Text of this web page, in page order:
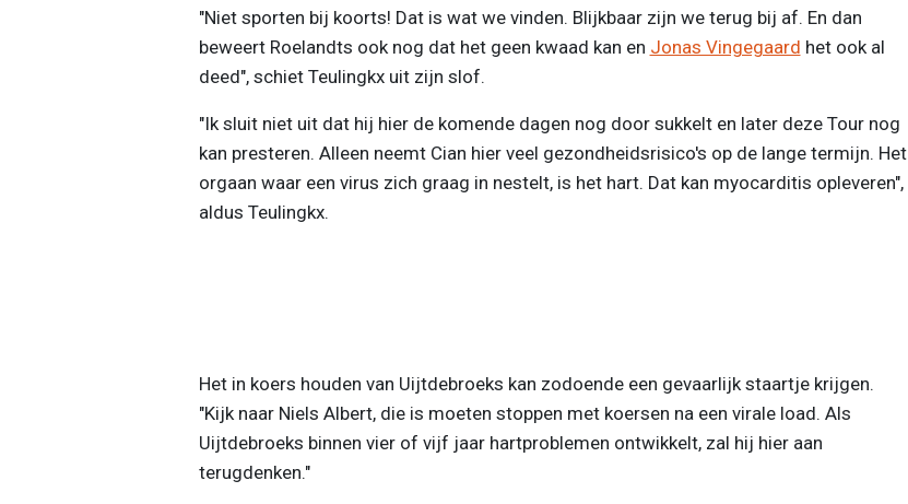
"Niet sporten bij koorts! Dat is wat we vinden. Blijkbaar zijn we terug bij af. En dan
beweert Roelandts ook nog dat het geen kwaad kan en Jonas Vingegaard het ook al
deed", schiet Teulingkx uit zijn slof.
"Ik sluit niet uit dat hij hier de komende dagen nog door sukkelt en later deze Tour nog
kan presteren. Alleen neemt Cian hier veel gezondheidsrisico's op de lange termijn. Het
orgaan waar een virus zich graag in nestelt, is het hart. Dat kan myocarditis opleveren",
aldus Teulingkx.
Het in koers houden van Uijtdebroeks kan zodoende een gevaarlijk staartje krijgen.
"Kijk naar Niels Albert, die is moeten stoppen met koersen na een virale load. Als
Uijtdebroeks binnen vier of vijf jaar hartproblemen ontwikkelt, zal hij hier aan
terugdenken."